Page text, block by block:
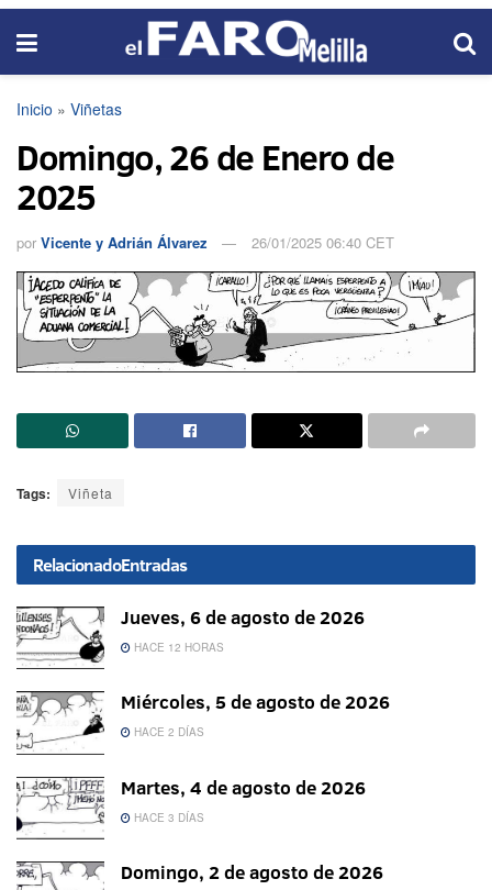
Inicio » Viñetas
Domingo, 26 de Enero de
2025
por Vicente y Adrián Álvarez 26/01/2025 06:40 CET
Tags: Viñeta
RelacionadoEntradas
Jueves, 6 de agosto de 2026
HACE 12 HORAS
Miércoles, 5 de agosto de 2026
HACE 2 DÍAS
Martes, 4 de agosto de 2026
HACE 3 DÍAS
Domingo, 2 de agosto de 2026